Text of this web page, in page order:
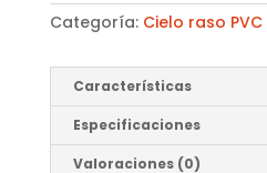
Categoría: Cielo raso
Características
Especificaciones
Valoraciones (0)